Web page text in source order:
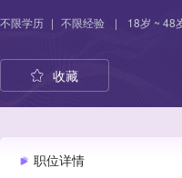
不限学历 | 不限经验 | 18岁 ~ 48
收藏
职位详情